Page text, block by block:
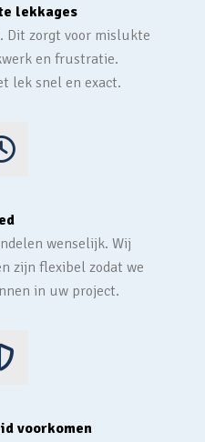
lekkages
Dit zorgt voor mislukte
en frustratie.
lek snel en exact.
wenselijk. Wij
zijn flexibel zodat we
in uw project.
voorkomen